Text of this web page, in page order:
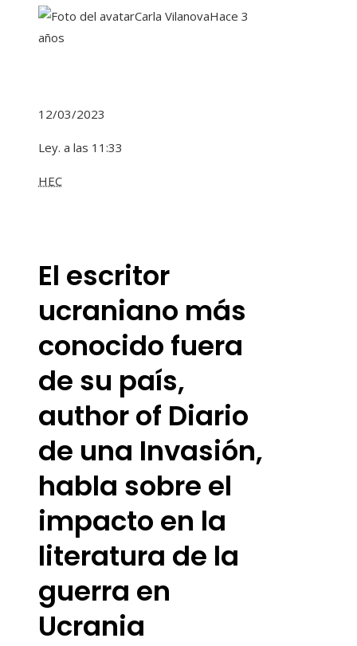
Carla VilanovaHace 3
años
12/03/2023
Ley. a las 11:33
HEC
El escritor
ucraniano más
conocido fuera
de su país,
author of Diario
de una Invasión,
habla sobre el
impacto en la
literatura de la
guerra en
Ucrania